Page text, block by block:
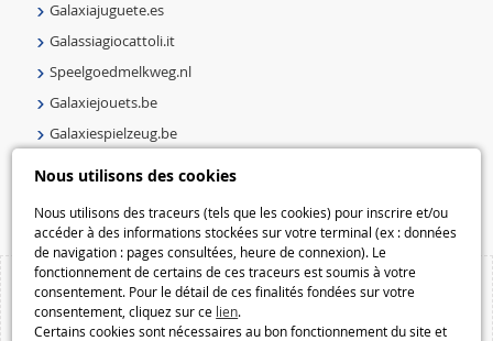
Nous utilisons des cookies
Nous utilisons des traceurs (tels que les cookies) pour inscrire et/ou
accéder à des informations stockées sur votre terminal (ex : données
de navigation : pages consultées, heure de connexion). Le
fonctionnement de certains de ces traceurs est soumis à votre
consentement. Pour le détail de ces finalités fondées sur votre
consentement, cliquez sur ce lien.
Certains cookies sont nécessaires au bon fonctionnement du site et
Galaxiajuguete.es
Galassiagiocattoli.it
Speelgoedmelkweg.nl
Galaxiejouets.be
Galaxiespielzeug.be